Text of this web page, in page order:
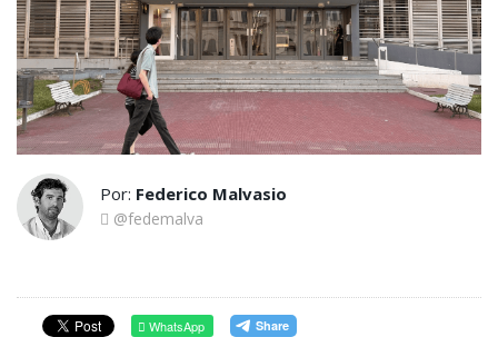
Por: Federico Malvasio
@fedemalva
WhatsApp